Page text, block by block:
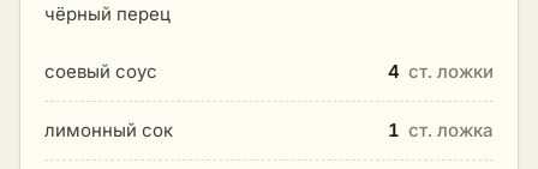
чёрный перец
соевый соус 4 ст. ложки
лимонный сок 1 ст. ложка